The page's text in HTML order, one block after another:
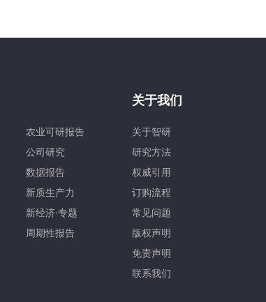
农业可研报告
公司研究
数据报告
新质生产力
新经济·专题
周期性报告
关于我们
关于智研
研究方法
权威引用
订购流程
常见问题
版权声明
免责声明
联系我们